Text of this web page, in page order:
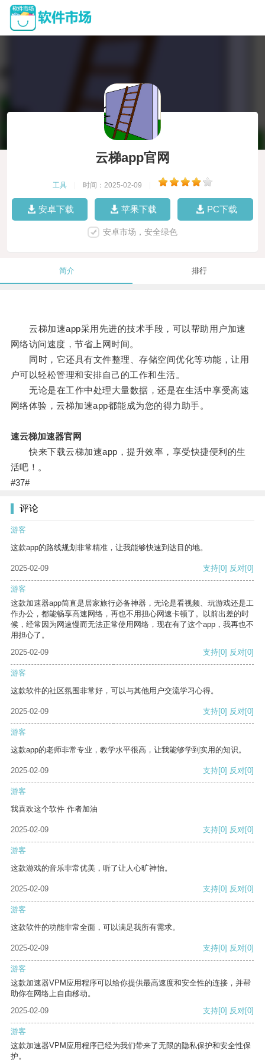
云梯app官网
工具 时间：2025-02-09
安卓下载 苹果下载 PC下载
安卓市场，安全绿色
简介 排行
云梯加速app采用先进的技术手段，可以帮助用户加速
网络访问速度，节省上网时间。
同时，它还具有文件整理、存储空间优化等功能，让用
户可以轻松管理和安排自己的工作和生活。
无论是在工作中处理大量数据，还是在生活中享受高速
网络体验，云梯加速app都能成为您的得力助手。
速云梯加速器官网
快来下载云梯加速app，提升效率，享受快捷便利的生
活吧！。
#37#
评论
游客
这款app的路线规划非常精准，让我能够快速到达目的地。
2025-02-09 支持[0] 反对[0]
游客
这款加速器app简直是居家旅行必备神器，无论是看视频、玩游戏还是工
作办公，都能畅享高速网络，再也不用担心网速卡顿了。以前出差的时
候，经常因为网速慢而无法正常使用网络，现在有了这个app，我再也不
用担心了。
2025-02-09
支持[0] 反对[0]
游客
这款软件的社区氛围非常好，可以与其他用户交流学习心得。
2025-02-09 支持[0] 反对[0]
游客
这款app的老师非常专业，教学水平很高，让我能够学到实用的知识。
2025-02-09 支持[0] 反对[0]
游客
我喜欢这个软件 作者加油
2025-02-09 支持[0] 反对[0]
游客
这款游戏的音乐非常优美，听了让人心旷神怡。
2025-02-09 支持[0] 反对[0]
游客
这款软件的功能非常全面，可以满足我所有需求。
2025-02-09 支持[0] 反对[0]
游客
这款加速器VPM应用程序可以给你提供最高速度和安全性的连接，并帮
助你在网络上自由移动。
2025-02-09
支持[0] 反对[0]
游客
这款加速器VPM应用程序已经为我们带来了无限的隐私保护和安全性保
护。